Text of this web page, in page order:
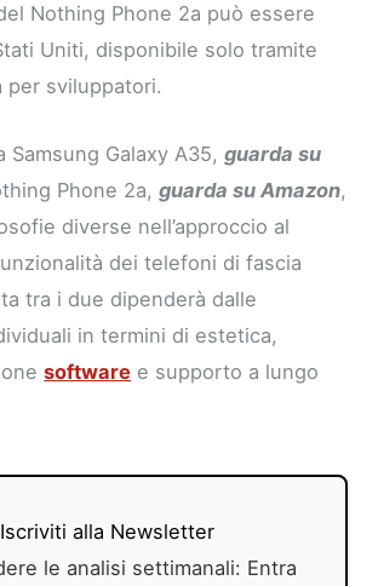
Nothing Phone 2a può essere
Uniti, disponibile solo tramite
per sviluppatori.
Samsung Galaxy A35,guarda su
Phone 2a,guarda su Amazon,
diverse nell’approccio al
dei telefoni di fascia
tra i due dipenderà dalle
in termini di estetica,
software e supporto a lungo
Iscriviti alla Newsletter
le analisi settimanali: Entra